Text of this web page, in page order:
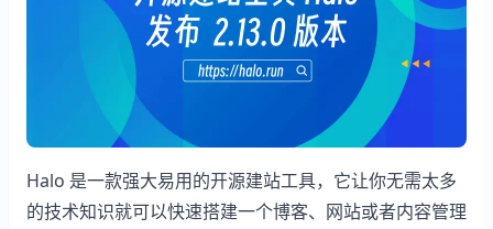
Halo 是一款强大易用的开源建站工具，它让你无需太多
的技术知识就可以快速搭建一个博客、网站或者内容管理